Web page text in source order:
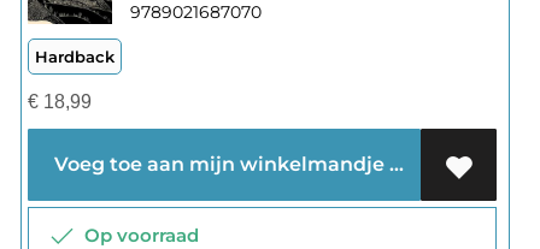
9789021687070
Hardback
€18,99
Voeg toe aan mijn winkelmandje
Op voorraad